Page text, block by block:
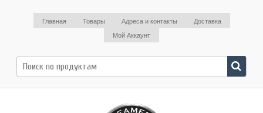
Главная Товары Адреса и контакты
Доставка
Мой Аккаунт
Поиск
по: